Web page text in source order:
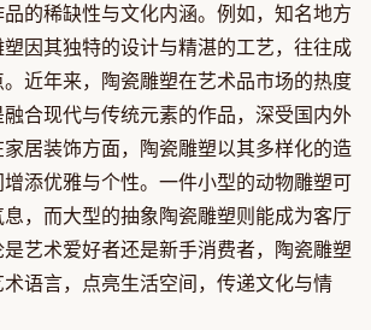
的稀缺性与文化内涵。例如，知名地方
因其独特的设计与精湛的工艺，往往成
近年来，陶瓷雕塑在艺术品市场的热度
合现代与传统元素的作品，深受国内外
居装饰方面，陶瓷雕塑以其多样化的造
添优雅与个性。一件小型的动物雕塑可
，而大型的抽象陶瓷雕塑则能成为客厅
艺术爱好者还是新手消费者，陶瓷雕塑
语言，点亮生活空间，传递文化与情